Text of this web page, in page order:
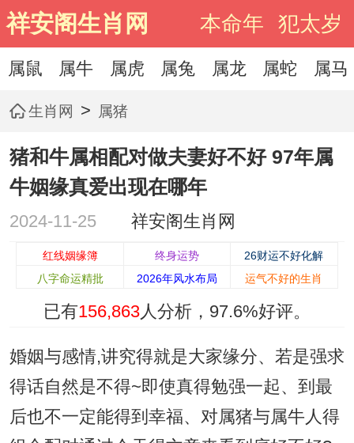
祥安阁生肖网 本命年 犯太岁
属鼠 属牛 属虎 属兔 属龙 属蛇 属马
生肖网 > 属猪
猪和牛属相配对做夫妻好不好 97年属
牛姻缘真爱出现在哪年
2024-11-25 祥安阁生肖网
红线姻缘簿 终身运势
26财运不好化解
八字命运精批
2026年风水布局 运气不好的生肖
已有156,863人分析， 97.6%好评。
婚姻与感情,讲究得就是大家缘分、若是强求
得话自然是不得~即使真得勉强一起、到最
后也不一定能得到幸福、对属猪与属牛人得